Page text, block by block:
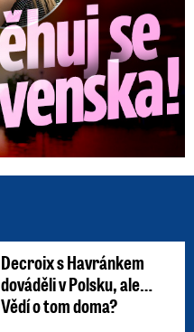
Decroix s Havránkem
dováděli v Polsku, ale…
Vědí o tom doma?